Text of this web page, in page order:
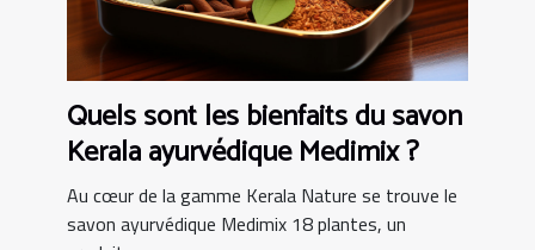
Quels sont les bienfaits du savon
Kerala ayurvédique Medimix ?
Au cœur de la gamme Kerala Nature se trouve le
savon ayurvédique Medimix 18 plantes, un